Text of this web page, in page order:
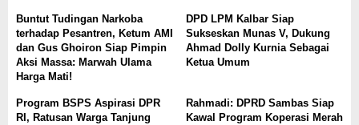
Buntut Tudingan Narkoba
terhadap Pesantren, Ketum AMI
dan Gus Ghoiron Siap Pimpin
Aksi Massa: Marwah Ulama
Harga Mati!
DPD LPM Kalbar Siap
Sukseskan Munas V, Dukung
Ahmad Dolly Kurnia Sebagai
Ketua Umum
Program BSPS Aspirasi DPR
RI, Ratusan Warga Tanjung
Rahmadi: DPRD Sambas Siap
Kawal Program Koperasi Merah